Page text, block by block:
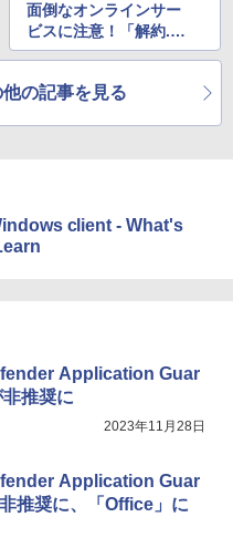
Kindle Scribe Colorsoft |
ト機能搭載、明るさ自動調
面倒なオンラインサー
ビスに注意！「解約.c
om」で事前にチェッ
他の記事を見る
client - What's
Application Guar
推奨に
2023年11月28日
Application Guar
推奨に、「Office」に